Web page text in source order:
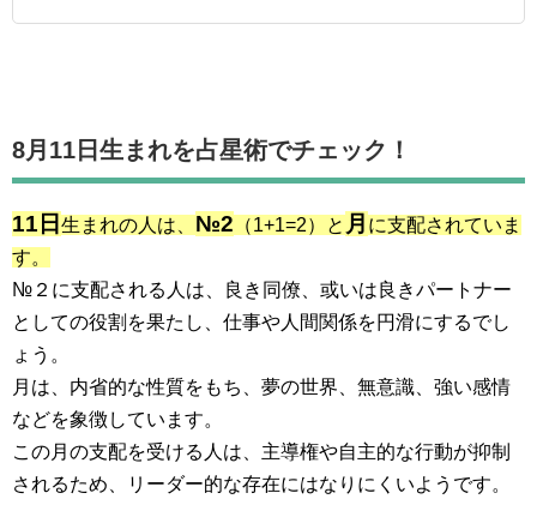
8月11日生まれを占星術でチェック！
11日 生まれの人は、 №2 （1+1=2）と 月 に支配されていま
す。
№２に支配される人は、良き同僚、或いは良きパートナー
としての役割を果たし、仕事や人間関係を円滑にするでし
ょう。
月は、内省的な性質をもち、夢の世界、無意識、強い感情
などを象徴しています。
この月の支配を受ける人は、主導権や自主的な行動が抑制
されるため、リーダー的な存在にはなりにくいようです。